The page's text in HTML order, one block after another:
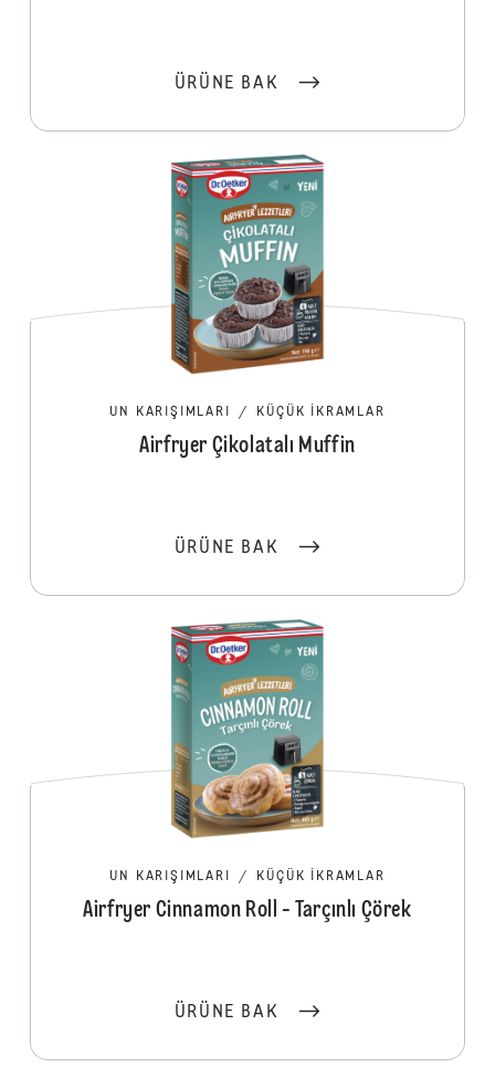
ÜRÜNE BAK
UN KARIŞIMLARI / KÜÇÜK İKRAMLAR
Airfryer Çikolatalı Muffin
ÜRÜNE BAK
UN KARIŞIMLARI / KÜÇÜK İKRAMLAR
Airfryer Cinnamon Roll - Tarçınlı Çörek
ÜRÜNE BAK